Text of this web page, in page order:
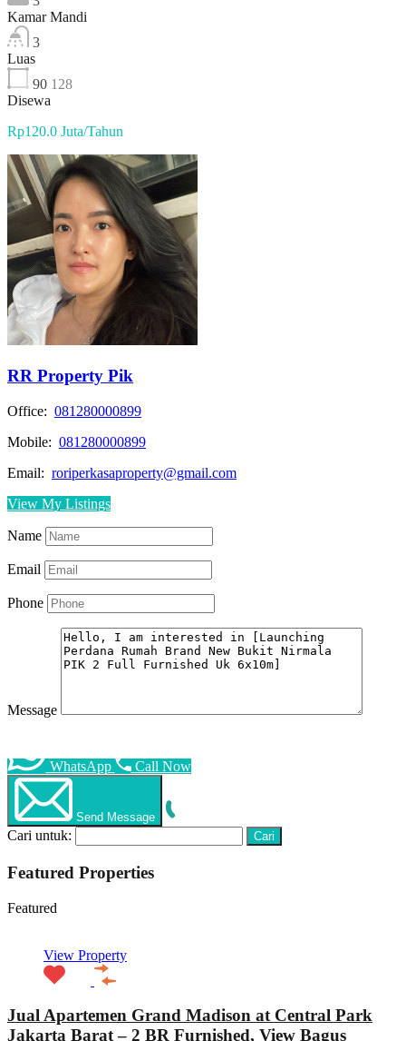
Kamar Mandi
3
Luas
90 128
Disewa
Rp120.0 Juta/Tahun
RR Property Pik
Office: 081280000899
Mobile: 081280000899
Email: roriperkasaproperty@gmail.com
View My Listings
Name
Email
Phone
Message
WhatsApp Call Now
Send Message
Cari untuk:
Featured Properties
Featured
View Property
Jual Apartemen Grand Madison at Central Park
Jakarta Barat – 2 BR Furnished, View Bagus